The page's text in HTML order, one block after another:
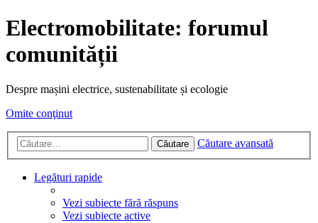
Electromobilitate: forumul
comunității
Despre mașini electrice, sustenabilitate și ecologie
Omite conţinut
Căutare Căutare avansată
Legături rapide
Vezi subiecte fără răspuns
Vezi subiecte active